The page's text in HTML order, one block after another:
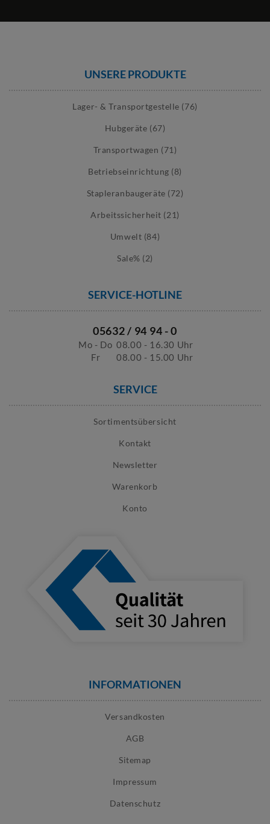
UNSERE PRODUKTE
Lager- & Transportgestelle (76)
Hubgeräte (67)
Transportwagen (71)
Betriebseinrichtung (8)
Stapleranbaugeräte (72)
Arbeitssicherheit (21)
Umwelt (84)
Sale% (2)
SERVICE-HOTLINE
05632 / 94 94 - 0
Mo - Do 08.00 - 16.30 Uhr
Fr
08.00 - 15.00 Uhr
SERVICE
Sortimentsübersicht
Kontakt
Newsletter
Warenkorb
Konto
INFORMATIONEN
Versandkosten
AGB
Sitemap
Impressum
Datenschutz